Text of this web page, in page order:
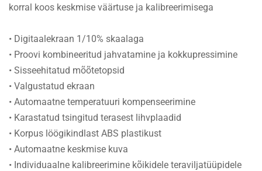
korral koos keskmise väärtuse ja kalibreerimisega
• Digitaalekraan 1/10% skaalaga
• Proovi kombineeritud jahvatamine ja kokkupressimine
• Sisseehitatud mõõtetopsid
• Valgustatud ekraan
• Automaatne temperatuuri kompenseerimine
• Karastatud tsingitud terasest lihvplaadid
• Korpus löögikindlast ABS plastikust
• Automaatne keskmise kuva
• Individuaalne kalibreerimine kõikidele teraviljatüüpidele